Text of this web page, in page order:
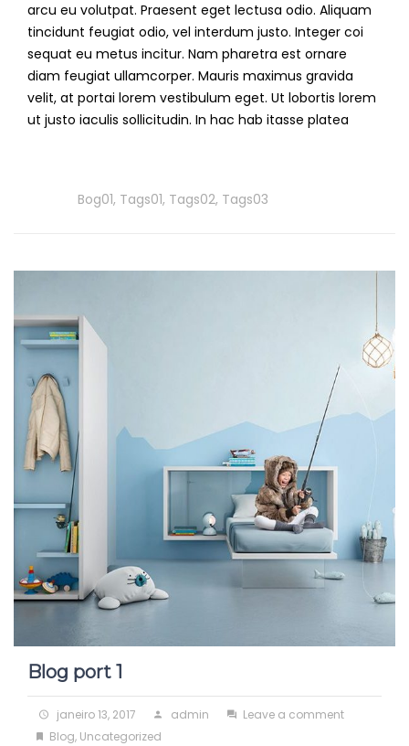
arcu eu volutpat. Praesent eget lectusa odio. Aliquam
tincidunt feugiat odio, vel interdum justo. Integer coi
sequat eu metus incitur. Nam pharetra est ornare
diam feugiat ullamcorper. Mauris maximus gravida
velit, at portai lorem vestibulum eget. Ut lobortis lorem
ut justo iaculis sollicitudin. In hac hab itasse platea
Bog01, Tags01, Tags02, Tags03
Blog port 1
Posted
on
janeiro 13, 2017 Author
admin Leave a commenton
Categories
Blog, Uncategorized